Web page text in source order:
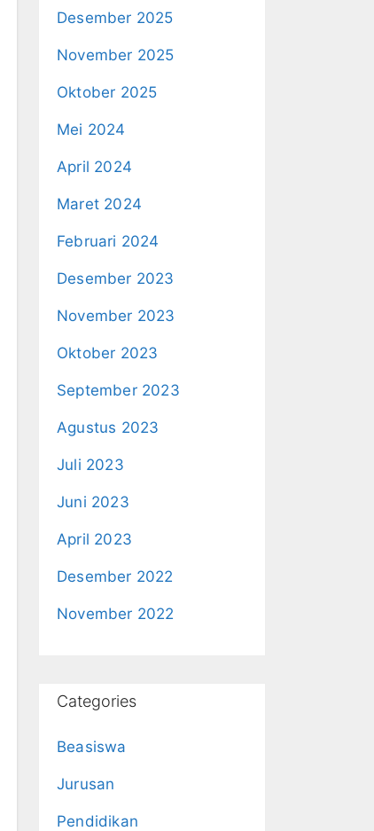
Desember 2025
November 2025
Oktober 2025
Mei 2024
April 2024
Maret 2024
Februari 2024
Desember 2023
November 2023
Oktober 2023
September 2023
Agustus 2023
Juli 2023
Juni 2023
April 2023
Desember 2022
November 2022
Categories
Beasiswa
Jurusan
Pendidikan